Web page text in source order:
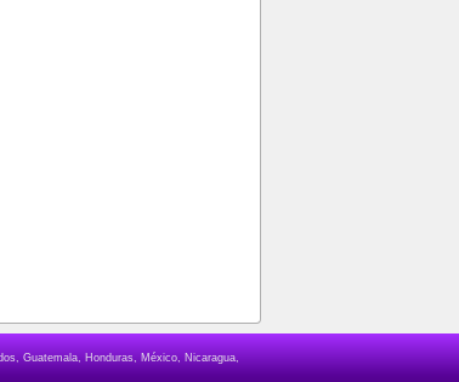
Guatemala, Honduras, México, Nicaragua,